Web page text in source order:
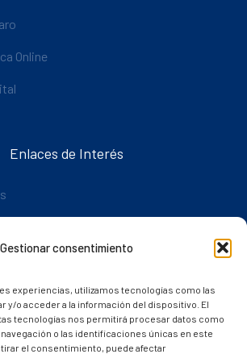
Gestionar consentimiento
experiencias, utilizamos tecnologías como las
y/o acceder a la información del dispositivo. El
tecnologías nos permitirá procesar datos como
o las identificaciones únicas en este
el consentimiento, puede afectar
Online
Enlaces de Interés
app